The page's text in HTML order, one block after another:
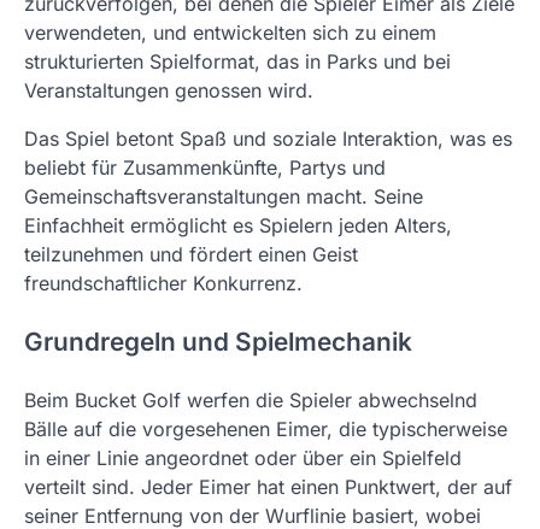
verwendeten, und entwickelten sich zu einem
strukturierten Spielformat, das in Parks und bei
Veranstaltungen genossen wird.
Das Spiel betont Spaß und soziale Interaktion, was es
beliebt für Zusammenkünfte, Partys und
Gemeinschaftsveranstaltungen macht. Seine
Einfachheit ermöglicht es Spielern jeden Alters,
teilzunehmen und fördert einen Geist
freundschaftlicher Konkurrenz.
Grundregeln und Spielmechanik
Beim Bucket Golf werfen die Spieler abwechselnd
Bälle auf die vorgesehenen Eimer, die typischerweise
in einer Linie angeordnet oder über ein Spielfeld
verteilt sind. Jeder Eimer hat einen Punktwert, der auf
seiner Entfernung von der Wurflinie basiert, wobei